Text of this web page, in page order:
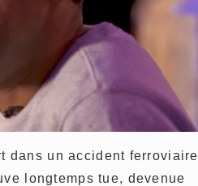
dans un accident ferroviaire
longtemps tue, devenue